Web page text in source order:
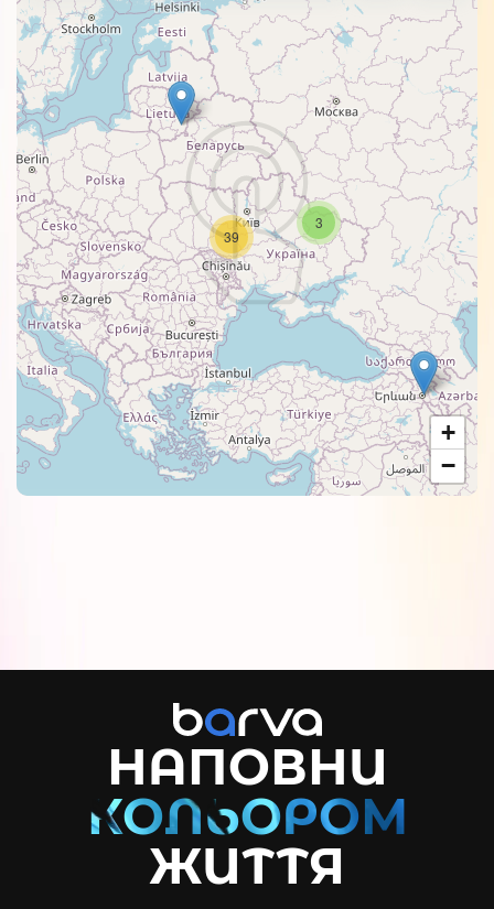
3
39
+
−
НАПОВНИ
ЖИТТЯ